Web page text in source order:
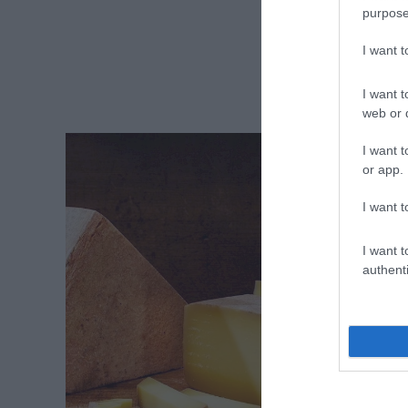
I want
I want
web or
I want
or app.
I want
I want